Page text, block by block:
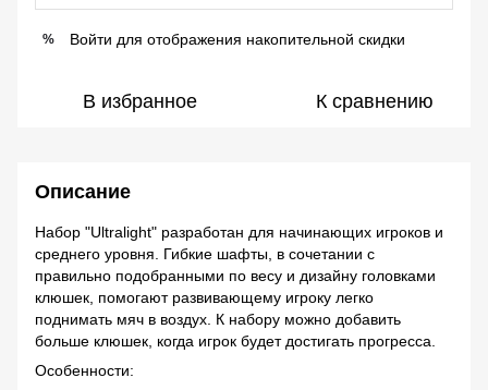
% Войти для отображения накопительной скидки
В избранное К сравнению
Описание
Набор "Ultralight" разработан для начинающих игроков и
среднего уровня. Гибкие шафты, в сочетании с
правильно подобранными по весу и дизайну головками
клюшек, помогают развивающему игроку легко
поднимать мяч в воздух. К набору можно добавить
больше клюшек, когда игрок будет достигать прогресса.
Особенности: